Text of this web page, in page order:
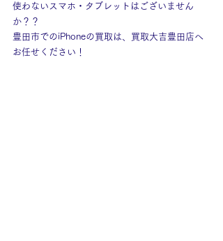
使わないスマホ・タブレットはございません
か？？
豊田市でのiPhoneの買取は、買取大吉豊田店へ
お任せください！